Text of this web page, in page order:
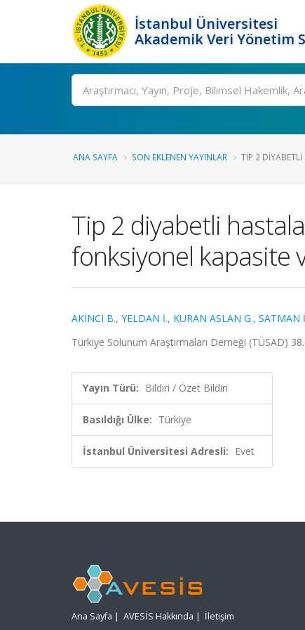
İstanbul Üniversitesi
Akademik Veri Yönetim
Ara
ANA SAYFA SON EKLENEN YAYINLAR TIP 2
Tip 2 diyabetli
fonksiyonel kapasite
AKINCI B., YELDAN İ., KURAN ASLAN G., SATMAN
Türkiye Solunum Araştırmaları Derneği (TÜSAD)
Yayın Türü: Bildiri / Özet Bildiri
Basıldığı Ülke: Türkiye
İstanbul Üniversitesi Adresli: Evet
Ana Sayfa | AVESİS Hakkında | İletişim